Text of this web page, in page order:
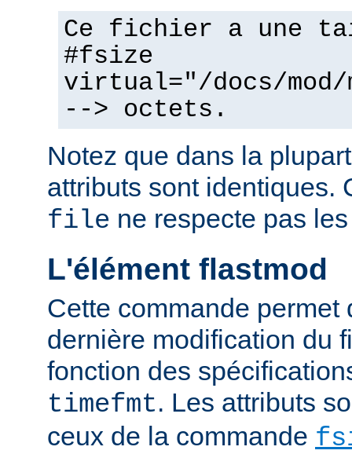
Ce fichier a une
#fsize
virtual="/docs/mod/
--> octets.
Notez que dans la
attributs sont identiques.
file ne respecte pas
L'élément flastmod
Cette commande permet
dernière modification du
fonction des
timefmt. Les attributs
ceux de la commande